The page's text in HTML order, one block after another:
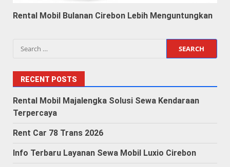
Rental Mobil Bulanan Cirebon Lebih Menguntungkan
Search
RECENT POSTS
Rental Mobil Majalengka Solusi Sewa Kendaraan
Terpercaya
Rent Car 78 Trans 2026
Info Terbaru Layanan Sewa Mobil Luxio Cirebon